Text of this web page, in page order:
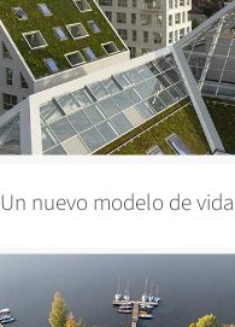
Un nuevo modelo de